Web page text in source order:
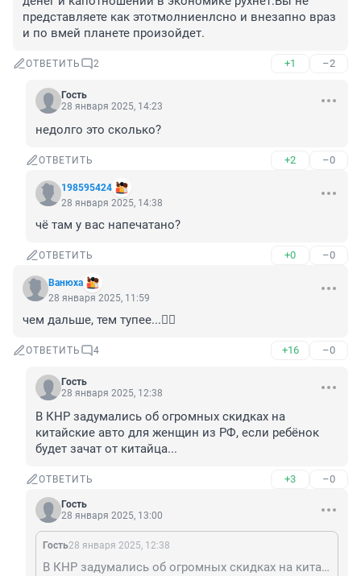
представляете как этотмолниенлсно и внезапно враз
и по вмей планете произойдет.
ОТВЕТИТЬ 2 +1 –2
Гость
28 января 2025, 14:23
недолго это сколько?
ОТВЕТИТЬ +2 –0
198595424
28 января 2025, 14:38
чё там у вас напечатано?
ОТВЕТИТЬ +0 –0
Вaнюхa
28 января 2025, 11:59
чем дальше, тем тупее...🤦‍♂️
ОТВЕТИТЬ 4 +16 –0
Гость
28 января 2025, 12:38
В КНР задумались об огромных скидках на
китайские авто для женщин из РФ, если ребёнок
будет зачат от китайца...
ОТВЕТИТЬ +3 –0
Гость
28 января 2025, 13:00
Гость28 января 2025, 12:38
В КНР задумались об огромных скидках на китайские авто для женщин из РФ, если ребёнок будет зачат от китайца...